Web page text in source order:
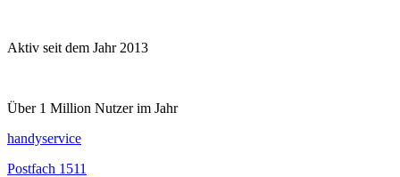
Aktiv seit dem Jahr 2013
Über 1 Million Nutzer im Jahr
handyservice
Postfach 1511